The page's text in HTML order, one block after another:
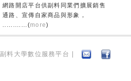
網路開店平台供副料同業們擴展銷售
通路、宣傳自家商品與形象，
............(more)
副料大學數位服務平台 |